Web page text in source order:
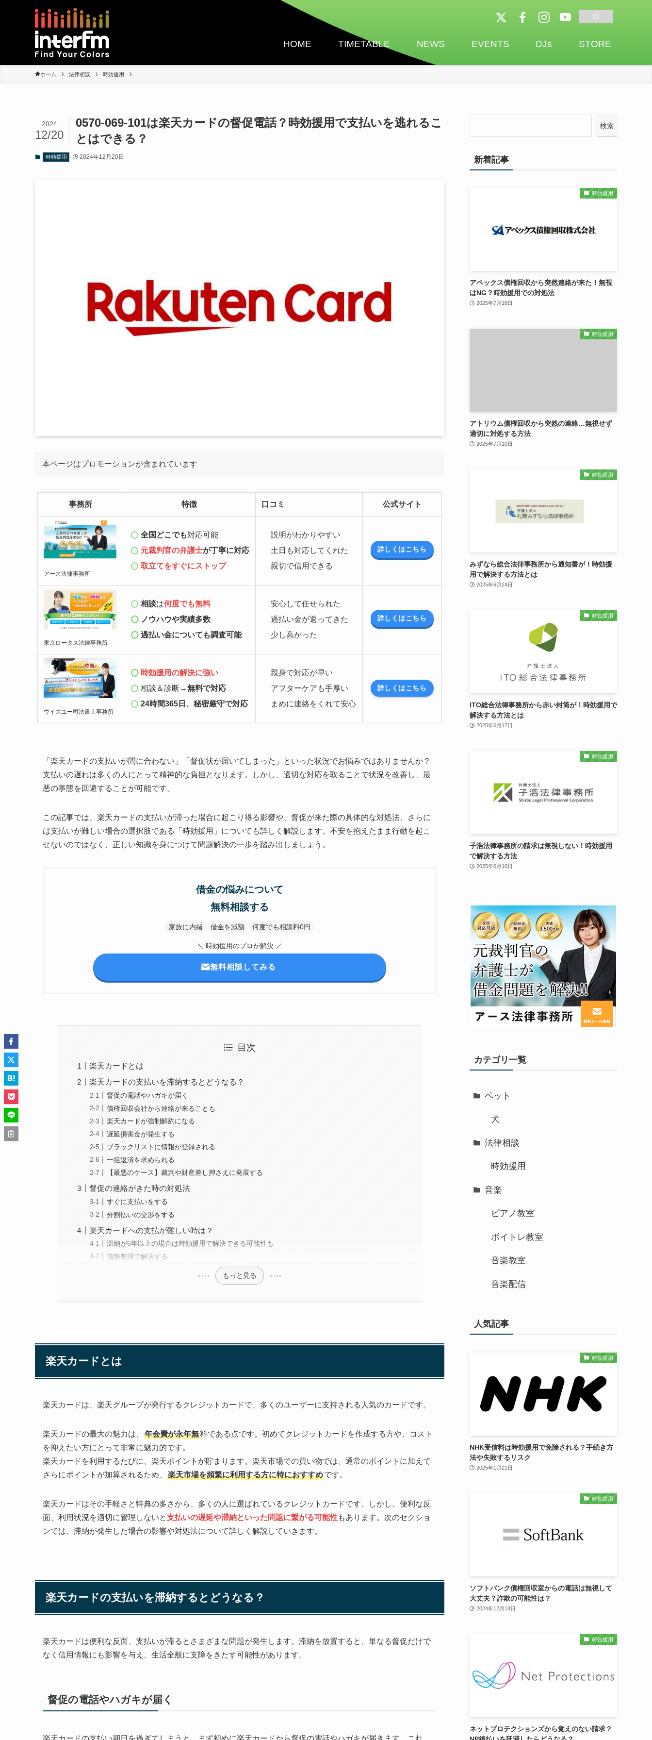
HOME TIMETABLE NEWS EVENTS DJs STORE
ホーム 法律相談 時効援用
0570-069-101は楽天カードの督促電話？時効援用で支払いを逃れるこ
とはできる？
2024
12/20
時効援用 2024年12月20日
本ページはプロモーションが含まれています
事務所 特徴 口コミ 公式サイト
アース法律事務所
全国どこでも対応可能
元裁判官の弁護士が丁寧に対応
取立てをすぐにストップ
説明がわかりやすい
土日も対応してくれた
親切で信用できる
詳しくはこちら
東京ロータス法律事務所
相談は何度でも無料
ノウハウや実績多数
過払い金についても調査可能
安心して任せられた
過払い金が返ってきた
少し高かった
詳しくはこちら
ウイズユー司法書士事務所
時効援用の解決に強い
相談＆診断→無料で対応
24時間365日、秘密厳守で対応
親身で対応が早い
アフターケアも手厚い
まめに連絡をくれて安心
詳しくはこちら
「楽天カードの支払いが間に合わない」「督促状が届いてしまった」といった状況でお悩みではありませんか？
支払いの遅れは多くの人にとって精神的な負担となります。しかし、適切な対応を取ることで状況を改善し、最
悪の事態を回避することが可能です。
この記事では、楽天カードの支払いが滞った場合に起こり得る影響や、督促が来た際の具体的な対処法、さらに
は支払いが難しい場合の選択肢である「時効援用」についても詳しく解説します。不安を抱えたまま行動を起こ
せないのではなく、正しい知識を身につけて問題解決の一歩を踏み出しましょう。
借金の悩みについて
無料相談する
家族に内緒 借金を減額 何度でも相談料0円
＼ 時効援用のプロが解決 ／
無料相談してみる
目次
楽天カードとは
楽天カードの支払いを滞納するとどうなる？
督促の電話やハガキが届く
債権回収会社から連絡が来ることも
楽天カードが強制解約になる
遅延損害金が発生する
ブラックリストに情報が登録される
一括返済を求められる
【最悪のケース】裁判や財産差し押さえに発展する
督促の連絡がきた時の対処法
すぐに支払いをする
分割払いの交渉をする
楽天カードへの支払が難しい時は？
滞納が5年以上の場合は時効援用で解決できる可能性も
債務整理で解決する
もっと見る
楽天カードとは
楽天カードは、楽天グループが発行するクレジットカードで、多くのユーザーに支持される人気のカードです。
楽天カードの最大の魅力は、 年会費が永年無料である点です。初めてクレジットカードを作成する方や、コスト
を抑えたい方にとって非常に魅力的です。
楽天カードを利用するたびに、楽天ポイントが貯まります。楽天市場での買い物では、通常のポイントに加えて
さらにポイントが加算されるため、
楽天市場を頻繁に利用する方に特におすすめです。
楽天カードはその手軽さと特典の多さから、多くの人に選ばれているクレジットカードです。しかし、便利な反
面、利用状況を適切に管理しないと支払いの遅延や滞納といった問題に繋がる可能性もあります。次のセクショ
ンでは、滞納が発生した場合の影響や対処法について詳しく解説していきます。
楽天カードの支払いを滞納するとどうなる？
楽天カードは便利な反面、支払いが滞るとさまざまな問題が発生します。滞納を放置すると、単なる督促だけで
なく信用情報にも影響を与え、生活全般に支障をきたす可能性があります。
督促の電話やハガキが届く
楽天カードの支払い期日を過ぎてしまうと、まず初めに楽天カードから督促の電話やハガキが届きます。これ
検索
新着記事
時効援用
アペックス債権回収から突然連絡が来た！無視
はNG？時効援用での対処法
2025年7月16日
時効援用
アトリウム債権回収から突然の連絡…無視せず
適切に対処する方法
2025年7月10日
時効援用
みずなら総合法律事務所から通知書が！時効援
用で解決する方法とは
2025年6月24日
時効援用
ITO総合法律事務所から赤い封筒が！時効援用で
解決する方法とは
2025年6月17日
時効援用
子浩法律事務所の請求は無視しない！時効援用
で解決する方法
2025年6月10日
カテゴリ一覧
ペット
犬
法律相談
時効援用
音楽
ピアノ教室
ボイトレ教室
音楽教室
音楽配信
人気記事
時効援用
NHK受信料は時効援用で免除される？手続き方
法や失敗するリスク
2025年1月21日
時効援用
ソフトバンク債権回収室からの電話は無視して
大丈夫？詐欺の可能性は？
2024年12月14日
時効援用
ネットプロテクションズから覚えのない請求？